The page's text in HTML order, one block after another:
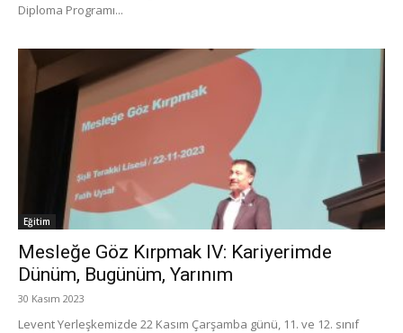
Diploma Programı...
Eğitim
Mesleğe Göz Kırpmak IV: Kariyerimde
Dünüm, Bugünüm, Yarınım
30 Kasım 2023
Levent Yerleşkemizde 22 Kasım Çarşamba günü, 11. ve 12. sınıf